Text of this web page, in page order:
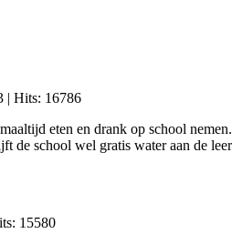
| Hits: 16786
eten en drank op school
de school wel gratis water aan de
15580